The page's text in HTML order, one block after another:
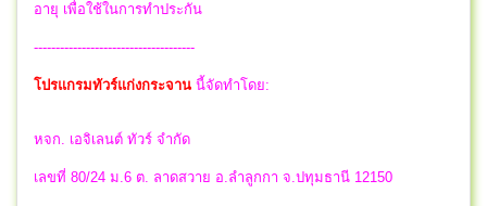
อายุ เพื่อใช้ในการทำประกัน
-------------------------------------
โปรแกรมทัวร์แก่งกระจาน นี้จัดทำโดย:
หจก. เอจิเลนต์ ทัวร์ จำกัด
เลขที่ 80/24 ม.6 ต. ลาดสวาย อ.ลำลูกกา จ.ปทุมธานี 12150